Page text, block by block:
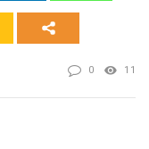
0 11